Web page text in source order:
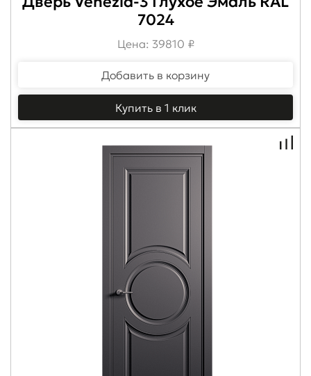
7024
Цена: 39810 ₽
Добавить в корзину
Купить в 1 клик